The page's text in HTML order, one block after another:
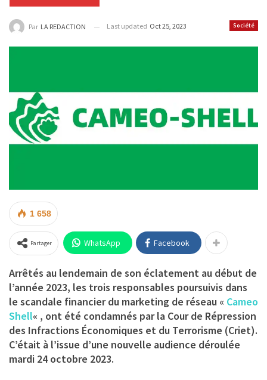
Société
Par LA REDACTION Last updated Oct 25, 2023
1 658
Partager WhatsApp Facebook
Arrêtés au lendemain de son éclatement au début de
l’année 2023, les trois responsables poursuivis dans
le scandale financier du marketing de réseau « Cameo
Shell« , ont été condamnés par la Cour de Répression
des Infractions Économiques et du Terrorisme (Criet).
C’était à l’issue d’une nouvelle audience déroulée
mardi 24 octobre 2023.